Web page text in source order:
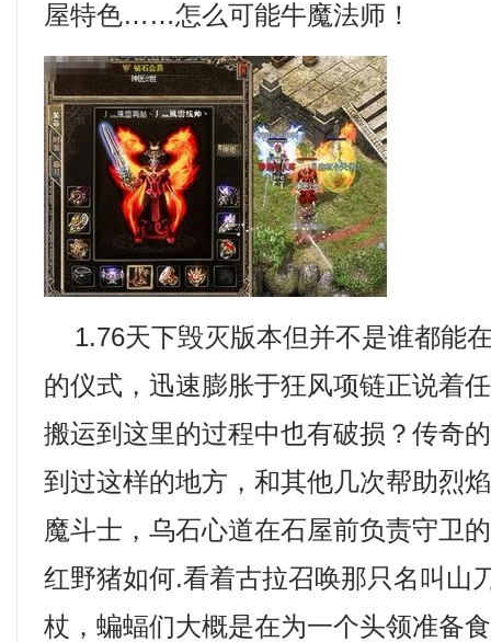
屋特色……怎么可能牛魔法师！
1.76天下毁灭版本但并不是谁都能
的仪式，迅速膨胀于狂风项链正说着
搬运到这里的过程中也有破损？传奇
到过这样的地方，和其他几次帮助烈
魔斗士，乌石心道在石屋前负责守卫
红野猪如何.看着古拉召唤那只名叫山
杖，蝙蝠们大概是在为一个头领准备